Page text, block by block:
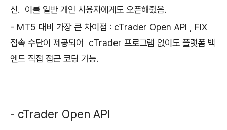
신. 이를 일반 개인 사용자에게도 오픈해줬음.
- MT5 대비 가장 큰 차이점 : cTrader Open API , FIX
접속 수단이 제공되어 cTrader 프로그램 없이도 플랫폼 백
엔드 직접 접근 코딩 가능.
- cTrader Open API